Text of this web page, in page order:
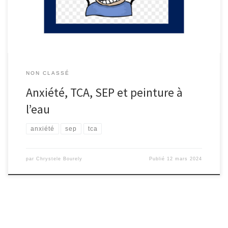
Phobies L’anxiété et le stress, tout […]
NON CLASSÉ
Anxiété, TCA, SEP et peinture à
l’eau
anxiété sep tca
par Chrystele Bourely Publié 12 mars 2024